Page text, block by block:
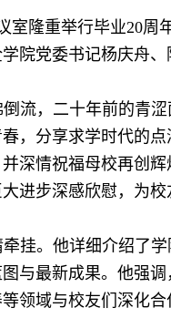
室隆重举行毕业20周
院党委书记杨庆舟、
流，二十年前的青
，分享求学时代的
深情祝福母校再创
进步深感欣慰，为校
挂。他详细介绍了
与最新成果。他强调
领域与校友们深化合